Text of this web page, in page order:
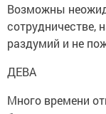
Возможны
сотрудничестве,
раздумий и не
ДЕВА
Много времени